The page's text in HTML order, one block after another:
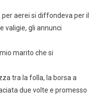
aerei si diffondeva per il
valigie, gli annunci
marito che si
tra la folla, la borsa a
due volte e promesso